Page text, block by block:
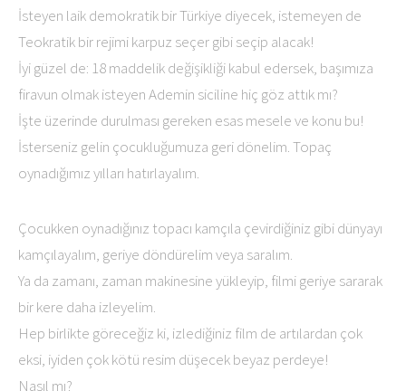
İsteyen laik demokratik bir Türkiye diyecek, istemeyen de
Teokratik bir rejimi karpuz seçer gibi seçip alacak!
İyi güzel de: 18 maddelik değişikliği kabul edersek, başımıza
firavun olmak isteyen Ademin siciline hiç göz attık mı?
İşte üzerinde durulması gereken esas mesele ve konu bu!
İsterseniz gelin çocukluğumuza geri dönelim. Topaç
oynadığımız yılları hatırlayalım.
Çocukken oynadığınız topacı kamçıla çevirdiğiniz gibi dünyayı
kamçılayalım, geriye döndürelim veya saralım.
Ya da zamanı, zaman makinesine yükleyip, filmi geriye sararak
bir kere daha izleyelim.
Hep birlikte göreceğiz ki, izlediğiniz film de artılardan çok
eksi, iyiden çok kötü resim düşecek beyaz perdeye!
Nasıl mı?